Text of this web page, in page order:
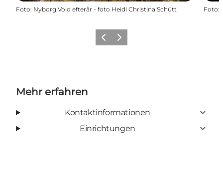
Foto: Nyborg Vold efterår - foto Heidi Christina Schütt Foto:
ZurückWeiter
Mehr erfahren
Kontaktinformationen
Einrichtungen